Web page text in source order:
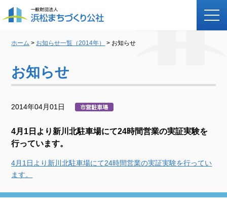
ホーム > お知らせ一覧（2014年） > お知らせ
お知らせ
2014年04月01日
4月1日より新川北駐車場にて24時間営業の実証実験を
行っています。
4月1日より新川北駐車場にて24時間営業の実証実験を行ってい
ます。